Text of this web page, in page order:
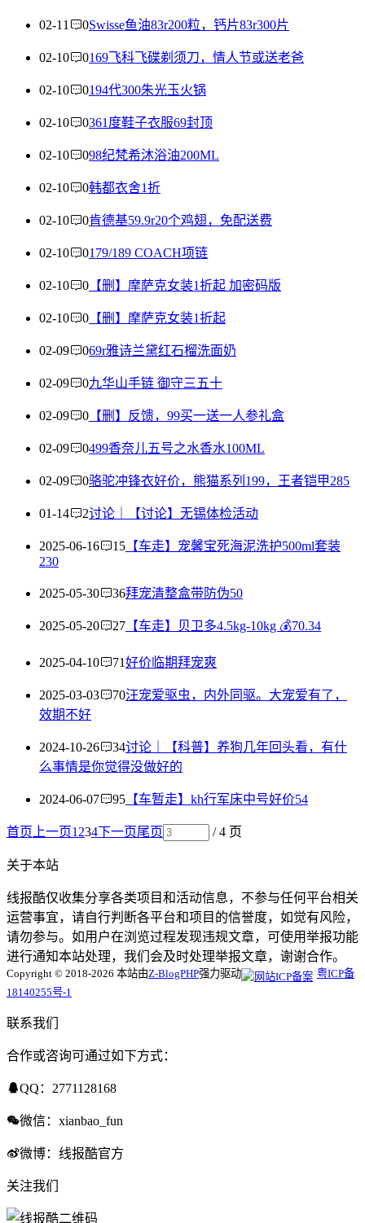
02-11 0Swisse鱼油83r200粒，钙片83r300片
02-10 0169飞科飞碟剃须刀，情人节或送老爸
02-10 0194代300朱光玉火锅
02-10 0361度鞋子衣服69封顶
02-10 098纪梵希沐浴油200ML
02-10 0韩都衣舍1折
02-10 0肯德基59.9r20个鸡翅，免配送费
02-10 0179/189 COACH项链
02-10 0 【删】摩萨克女装1折起 加密码版
02-10 0 【删】摩萨克女装1折起
02-09 069r雅诗兰黛红石榴洗面奶
02-09 0九华山手链 御守三五十
02-09 0 【删】反馈，99买一送一人参礼盒
02-09 0499香奈儿五号之水香水100ML
02-09 0骆驼冲锋衣好价，熊猫系列199，王者铠甲285
01-14 2讨论｜【讨论】无锡体检活动
2025-06-16 15 【车走】宠馨宝死海泥洗护500ml套装
230
2025-05-30 36拜宠清整盒带防伪50
2025-05-20 27 【车走】贝卫多4.5kg-10kg 💰70.34
2025-04-10 71好价临期拜宠爽
2025-03-03 70汪宠爱驱虫，内外同驱。大宠爱有了，
效期不好
2024-10-26 34讨论｜【科普】养狗几年回头看，有什
么事情是你觉得没做好的
2024-06-07 95 【车暂走】kh行军床中号好价54
首页 上一页1 234下一页尾页 / 4 页
关于本站
线报酷仅收集分享各类项目和活动信息，不参与任何平台相关
运营事宜，请自行判断各平台和项目的信誉度，如觉有风险，
请勿参与。如用户在浏览过程发现违规文章，可使用举报功能
进行通知本站处理，我们会及时处理举报文章，谢谢合作。
Copyright © 2018-2026 本站由Z-BlogPHP强力驱动
粤ICP备
18140255号-1
联系我们
合作或咨询可通过如下方式：
QQ：2771128168
微信：xianbao_fun
微博：线报酷官方
关注我们